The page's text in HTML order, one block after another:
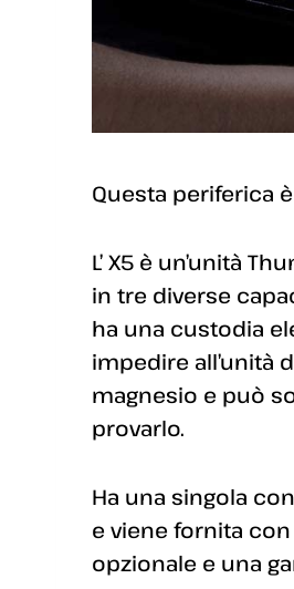
Questa periferica
L’ X5 è un’unità
in tre diverse
ha una custodia
impedire all’unità
magnesio e può
provarlo.
Ha una singola
e viene fornita con
opzionale e una